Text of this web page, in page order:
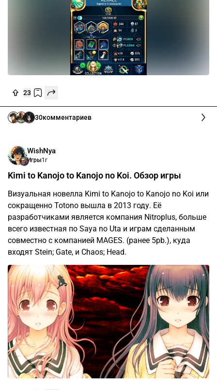
23
30комментариев
WishNya
Игры1г
Kimi to Kanojo to Kanojo no Koi. Обзор игры
Визуальная новелла Kimi to Kanojo to Kanojo no Koi или
сокращенно Totono вышла в 2013 году. Её
разработчиками является компания Nitroplus, больше
всего известная по Saya no Uta и играм сделанным
совместно с компанией MAGES. (ранее 5pb.), куда
входят Stein; Gate, и Chaos; Head.